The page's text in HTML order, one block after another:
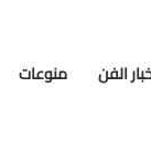
الفن منوعات